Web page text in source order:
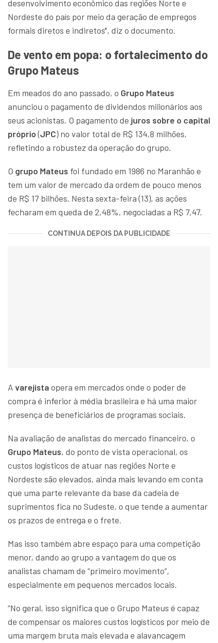
desenvolvimento econômico das regiões Norte e
Nordeste do país por meio da geração de empregos
formais diretos e indiretos", diz o documento.
De vento em popa: o fortalecimento do
Grupo Mateus
Em meados do ano passado, o Grupo Mateus
anunciou o pagamento de dividendos milionários aos
seus acionistas. O pagamento de juros sobre o capital
próprio(JPC) no valor total de R$ 134,8 milhões,
refletindo a robustez da operação do grupo.
O grupo Mateus foi fundado em 1986 no Maranhão e
tem um valor de mercado da ordem de pouco menos
de R$ 17 bilhões. Nesta sexta-feira (13), as ações
fecharam em queda de 2,48%, negociadas a R$ 7,47.
CONTINUA DEPOIS DA PUBLICIDADE
Avarejista opera em mercados onde o poder de
compra é inferior à média brasileira e há uma maior
presença de beneficiários de programas sociais.
Na avaliação de analistas do mercado financeiro, o
Grupo Mateus, do ponto de vista operacional, os
custos logísticos de atuar nas regiões Norte e
Nordeste são elevados, ainda mais levando em conta
que uma parte relevante da base da cadeia de
suprimentos fica no Sudeste, o que tende a aumentar
os prazos de entrega e o frete.
Mas isso também abre espaço para uma competição
menor, dando ao grupo a vantagem do que os
analistas chamam de “primeiro movimento”,
especialmente em pequenos mercados locais.
“No geral, isso significa que o Grupo Mateus é capaz
de compensar os maiores custos logísticos por meio de
uma margem bruta mais elevada e alavancagem